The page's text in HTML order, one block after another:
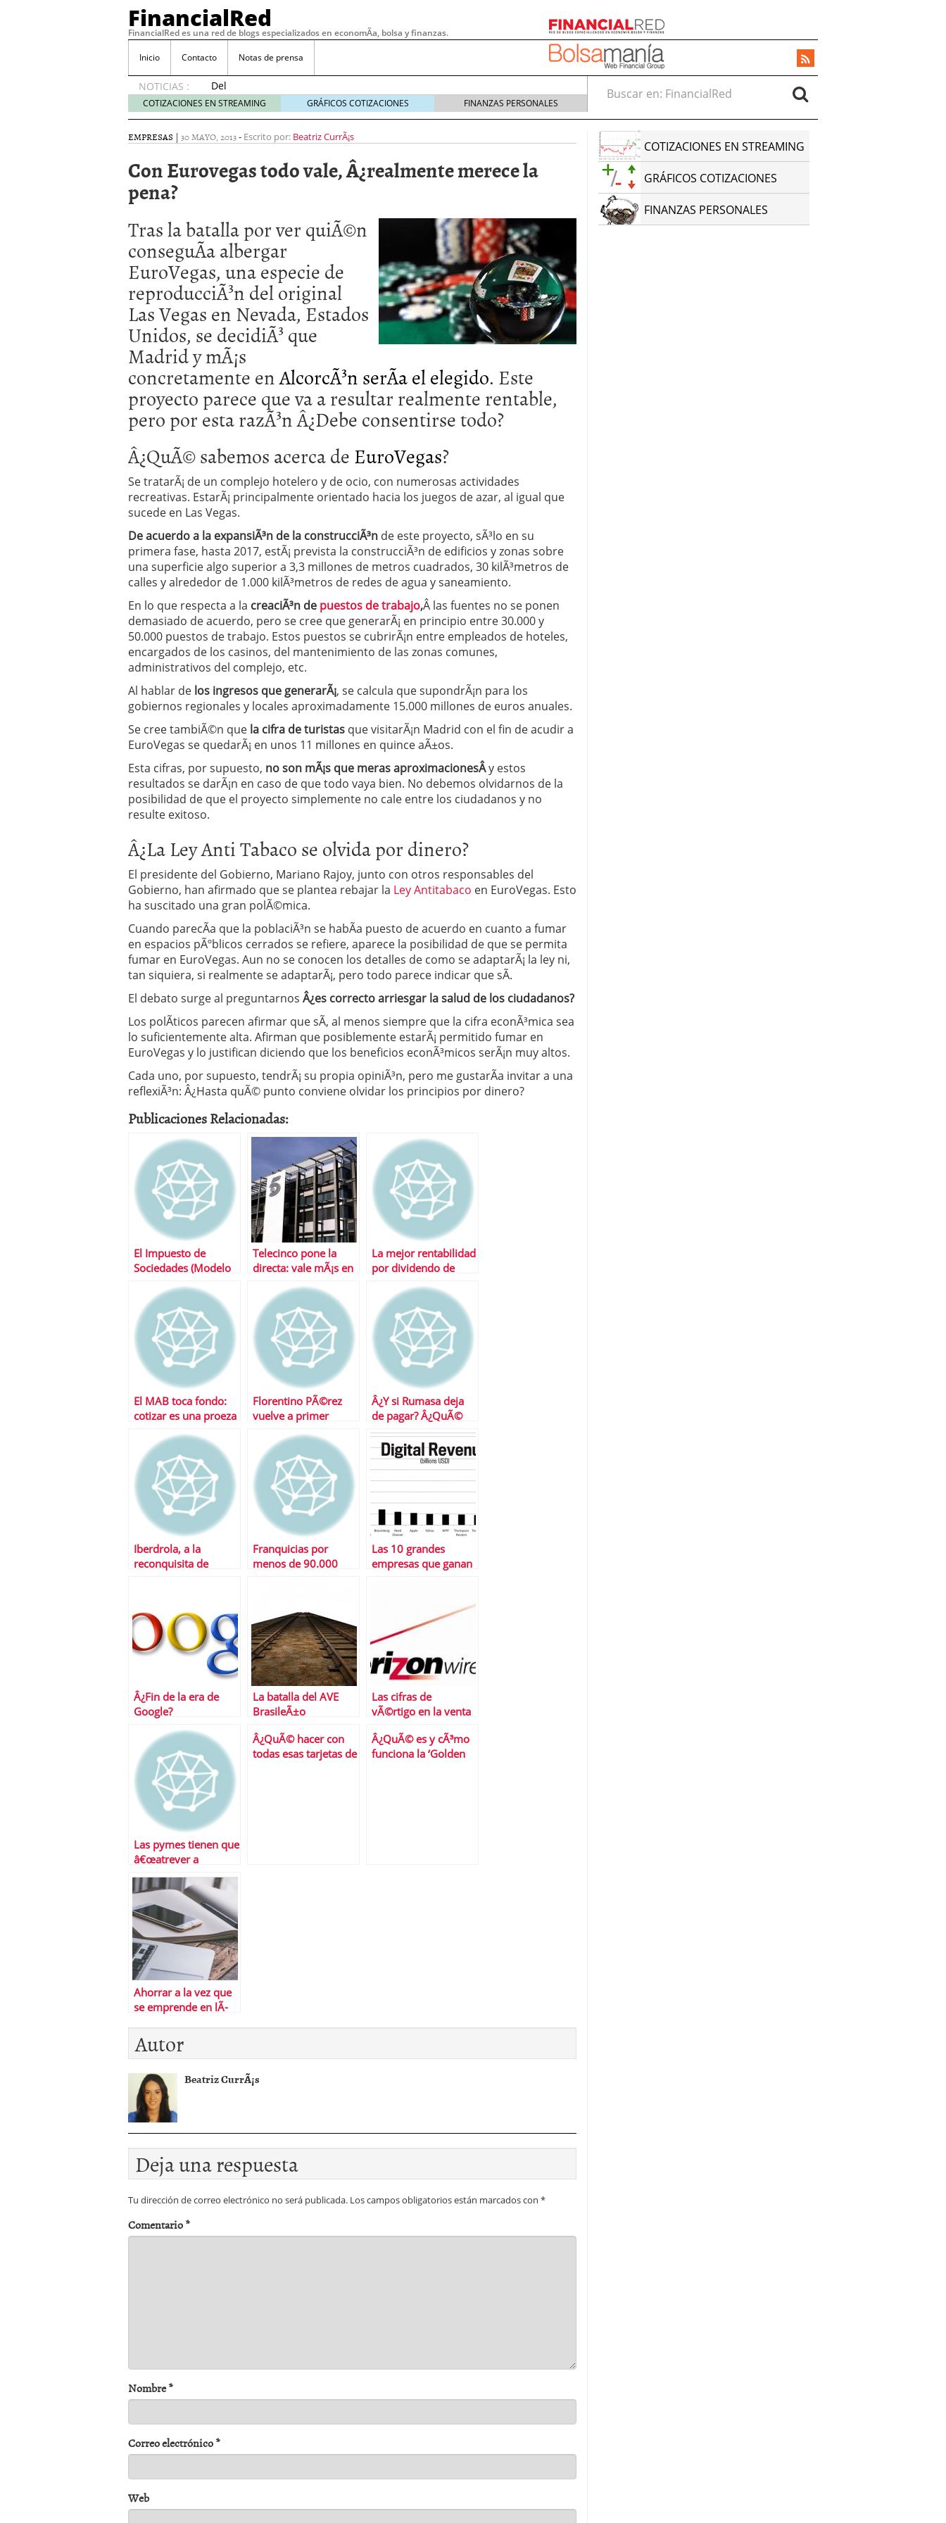
FinancialRed
FinancialRed es una red de blogs especializados en economÃ­a, bolsa y finanzas.
Inicio Contacto Notas de prensa
NOTICIAS :
Del
depósito
a la
cómo
cambiando
ahorro
en
España
05/08/2026
Seguros de convenio en pymes: la obligación que muchas empresas
descubren cuando ya es demasiado tarde 20/07/2026
ReseÃ±a de SIFX: Lo Que Deben Saber los Traders Mexicanos Antes de
Operar 29/06/2026
Crear empresa online vs proceso tradicional: ventajas reales para pymes
29/05/2026
CÃ³mo afrontar una baja mÃ©dica cuando trabajas por cuenta propia
26/05/2026
COTIZACIONES EN STREAMING GRÁFICOS COTIZACIONES FINANZAS PERSONALES
Buscar en:
EMPRESAS | 30 MAYO, 2013- Escrito por: Beatriz CurrÃ¡s
Con Eurovegas todo vale, Â¿realmente merece la
pena?
Tras la batalla por ver quiÃ©n
conseguÃ­a albergar
EuroVegas, una especie de
reproducciÃ³n del original
Las Vegas en Nevada, Estados
Unidos, se decidiÃ³ que
Madrid y mÃ¡s
concretamente enAlcorcÃ³n serÃ­a el elegido. Este
proyecto parece que va a resultar realmente rentable,
pero por esta razÃ³n Â¿Debe consentirse todo?
Â¿QuÃ© sabemos acerca deEuroVegas?
Se tratarÃ¡ de un complejo hotelero y de ocio, con numerosas actividades
recreativas. EstarÃ¡ principalmente orientado hacia los juegos de azar, al igual que
sucede en Las Vegas.
De acuerdo a la expansiÃ³n de la construcciÃ³n de este proyecto, sÃ³lo en su
primera fase, hasta 2017, estÃ¡ prevista la construcciÃ³n de edificios y zonas sobre
una superficie algo superior a 3,3 millones de metros cuadrados, 30 kilÃ³metros de
calles y alrededor de 1.000 kilÃ³metros de redes de agua y saneamiento.
En lo que respecta a la creaciÃ³n de puestos de trabajo,Â las fuentes no se ponen
demasiado de acuerdo, pero se cree que generarÃ¡ en principio entre 30.000 y
50.000 puestos de trabajo. Estos puestos se cubrirÃ¡n entre empleados de hoteles,
encargados de los casinos, del mantenimiento de las zonas comunes,
administrativos del complejo, etc.
Al hablar de los ingresos que generarÃ¡, se calcula que supondrÃ¡n para los
gobiernos regionales y locales aproximadamente 15.000 millones de euros anuales.
Se cree tambiÃ©n que la cifra de turistas que visitarÃ¡n Madrid con el fin de acudir a
EuroVegas se quedarÃ¡ en unos 11 millones en quince aÃ±os.
Esta cifras, por supuesto, no son mÃ¡s que meras aproximacionesÂy estos
resultados se darÃ¡n en caso de que todo vaya bien. No debemos olvidarnos de la
posibilidad de que el proyecto simplemente no cale entre los ciudadanos y no
resulte exitoso.
Â¿La Ley Anti Tabaco se olvida por dinero?
El presidente del Gobierno, Mariano Rajoy, junto con otros responsables del
Gobierno, han afirmado que se plantea rebajar la Ley Antitabaco en EuroVegas. Esto
ha suscitado una gran polÃ©mica.
Cuando parecÃ­a que la poblaciÃ³n se habÃ­a puesto de acuerdo en cuanto a fumar
en espacios pÃºblicos cerrados se refiere, aparece la posibilidad de que se permita
fumar en EuroVegas. Aun no se conocen los detalles de como se adaptarÃ¡ la ley ni,
tan siquiera, si realmente se adaptarÃ¡, pero todo parece indicar que sÃ­.
El debato surge al preguntarnos Â¿es correcto arriesgar la salud de los ciudadanos?
Los polÃ­ticos parecen afirmar que sÃ­, al menos siempre que la cifra econÃ³mica sea
lo suficientemente alta. Afirman que posiblemente estarÃ¡ permitido fumar en
EuroVegas y lo justifican diciendo que los beneficios econÃ³micos serÃ¡n muy altos.
Cada uno, por supuesto, tendrÃ¡ su propia opiniÃ³n, pero me gustarÃ­a invitar a una
reflexiÃ³n: Â¿Hasta quÃ© punto conviene olvidar los principios por dinero?
Publicaciones Relacionadas:
El Impuesto de
Sociedades (Modelo
con la
AdministraciÃ³n por
Internet
Telecinco pone la
directa: vale mÃ¡s en
Prisa y Vocento
juntos
La mejor rentabilidad
por dividendo de
El MAB toca fondo:
cotizar es una proeza
disparan
Florentino PÃ©rez
vuelve a primer
operaciÃ³n de
marketing financiero
Â¿Y si Rumasa deja
de pagar? Â¿QuÃ©
pasa con el dinero de
los inversores?
Iberdrola, a la
reconquisita de
Franquicias por
menos de 90.000
Las 10 grandes
empresas que ganan
Â¿Fin de la era de
Google?
La batalla del AVE
BrasileÃ±o
Las cifras de
vÃ©rtigo en la venta
en Verizon Wireless
por Vodafone
Las pymes tienen que
â€œatrever a
atreverseâ€ en el uso
de la tecnologÃ­a
Â¿QuÃ© hacer con
todas esas tarjetas de
Â¿QuÃ© es y cÃ³mo
funciona la ‘Golden
Ahorrar a la vez que
se emprende en lÃ­
Autor
Beatriz CurrÃ¡s
Deja una respuesta
Tu dirección de correo electrónico no será publicada. Los campos obligatorios están marcados con *
Comentario*
Nombre*
Correo electrónico*
Web
COTIZACIONES EN STREAMING
GRÁFICOS COTIZACIONES
FINANZAS PERSONALES